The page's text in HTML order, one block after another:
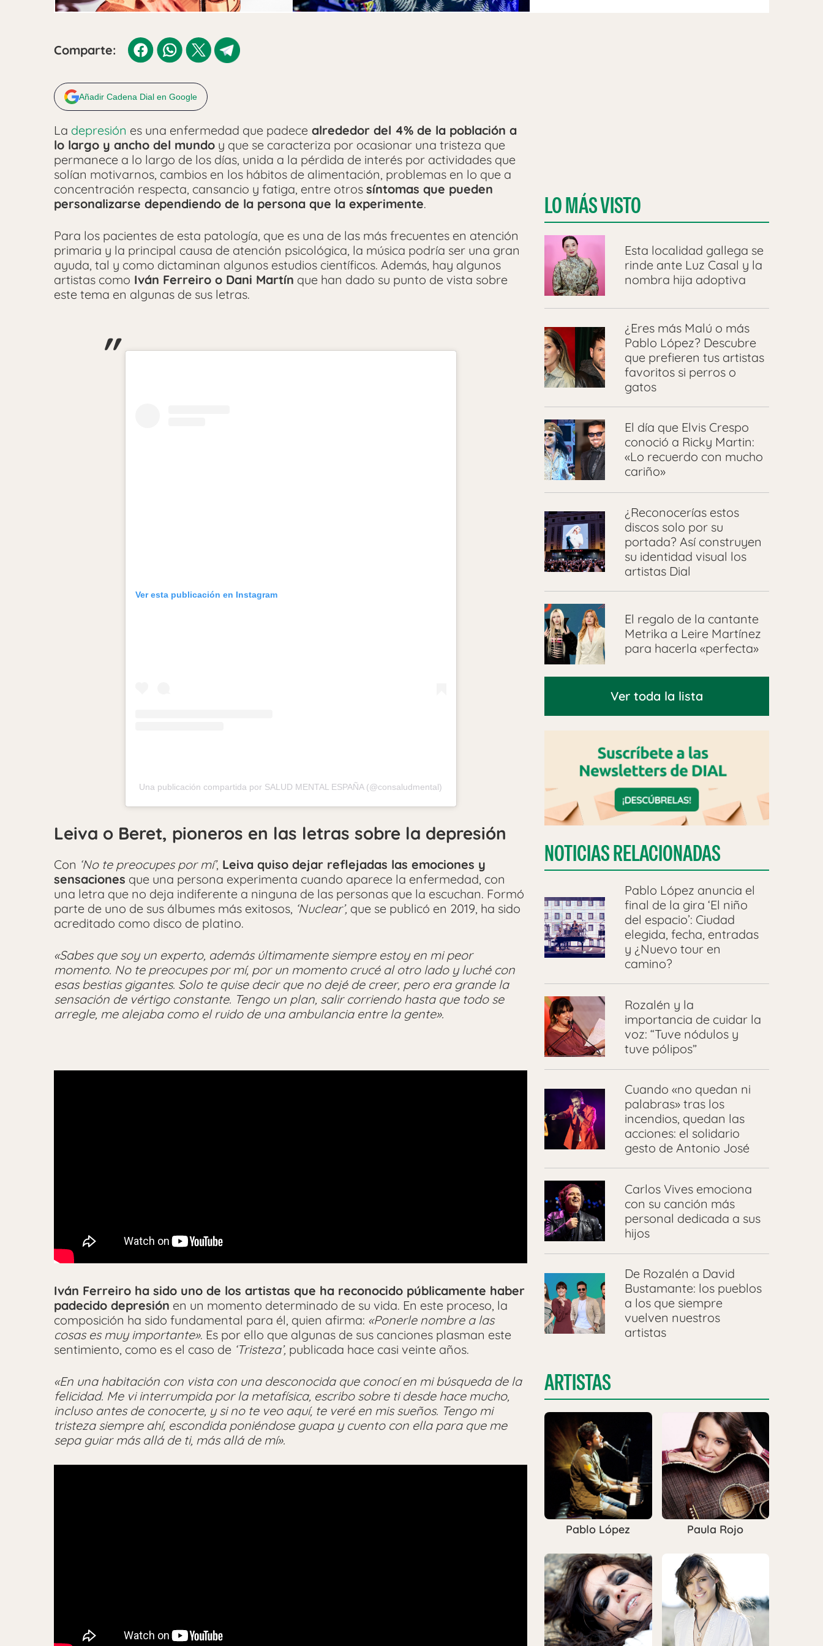
Comparte:
Añadir Cadena Dial en Google
La depresión es una enfermedad que padece alrededor del 4% de la población a
lo largo y ancho del mundo y que se caracteriza por ocasionar una tristeza que
permanece a lo largo de los días, unida a la pérdida de interés por actividades que
solían motivarnos, cambios en los hábitos de alimentación, problemas en lo que a
concentración respecta, cansancio y fatiga, entre otros síntomas que pueden
personalizarse dependiendo de la persona que la experimente.
Para los pacientes de esta patología, que es una de las más frecuentes en atención
primaria y la principal causa de atención psicológica, la música podría ser una gran
ayuda, tal y como dictaminan algunos estudios científicos. Además, hay algunos
artistas como Iván Ferreiro o Dani Martín que han dado su punto de vista sobre
este tema en algunas de sus letras.
Ver esta publicación en Instagram
Una publicación compartida por SALUD MENTAL ESPAÑA (@consaludmental)
Leiva o Beret, pioneros en las letras sobre la depresión
Con ‘No te preocupes por mí’, Leiva quiso dejar reflejadas las emociones y
sensaciones que una persona experimenta cuando aparece la enfermedad, con
una letra que no deja indiferente a ninguna de las personas que la escuchan. Formó
parte de uno de sus álbumes más exitosos, ‘Nuclear’, que se publicó en 2019, ha sido
acreditado como disco de platino.
«Sabes que soy un experto, además últimamente siempre estoy en mi peor
momento. No te preocupes por mí, por un momento crucé al otro lado y luché con
esas bestias gigantes. Solo te quise decir que no dejé de creer, pero era grande la
sensación de vértigo constante. Tengo un plan, salir corriendo hasta que todo se
arregle, me alejaba como el ruido de una ambulancia entre la gente».
Iván Ferreiro ha sido uno de los artistas que ha reconocido públicamente haber
padecido depresión en un momento determinado de su vida. En este proceso, la
composición ha sido fundamental para él, quien afirma: «Ponerle nombre a las
cosas es muy importante». Es por ello que algunas de sus canciones plasman este
sentimiento, como es el caso de ‘Tristeza’, publicada hace casi veinte años.
«En una habitación con vista con una desconocida que conocí en mi búsqueda de la
felicidad. Me vi interrumpida por la metafísica, escribo sobre ti desde hace mucho,
incluso antes de conocerte, y si no te veo aquí, te veré en mis sueños. Tengo mi
tristeza siempre ahí, escondida poniéndose guapa y cuento con ella para que me
sepa guiar más allá de ti, más allá de mí».
LO MÁS VISTO
Esta localidad gallega se
rinde ante Luz Casal y la
nombra hija adoptiva
¿Eres más Malú o más
Pablo López? Descubre
que prefieren tus artistas
favoritos si perros o
gatos
El día que Elvis Crespo
conoció a Ricky Martin:
«Lo recuerdo con mucho
cariño»
¿Reconocerías estos
discos solo por su
portada? Así construyen
su identidad visual los
artistas Dial
El regalo de la cantante
Metrika a Leire Martínez
para hacerla «perfecta»
Ver toda la lista
NOTICIAS RELACIONADAS
Pablo López anuncia el
final de la gira ‘El niño
del espacio’: Ciudad
elegida, fecha, entradas
y ¿Nuevo tour en
camino?
Rozalén y la
importancia de cuidar la
voz: “Tuve nódulos y
tuve pólipos”
Cuando «no quedan ni
palabras» tras los
incendios, quedan las
acciones: el solidario
gesto de Antonio José
Carlos Vives emociona
con su canción más
personal dedicada a sus
hijos
De Rozalén a David
Bustamante: los pueblos
a los que siempre
vuelven nuestros
artistas
ARTISTAS
Pablo López Paula Rojo